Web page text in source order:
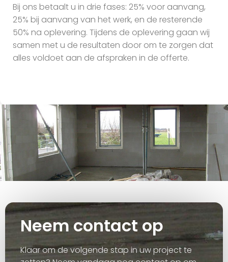
Bij ons betaalt u in drie fases: 25% voor aanvang,
25% bij aanvang van het werk, en de resterende
50% na oplevering. Tijdens de oplevering gaan wij
samen met u de resultaten door om te zorgen dat
alles voldoet aan de afspraken in de offerte.
Neem contact op
Klaar om de volgende stap in uw project te